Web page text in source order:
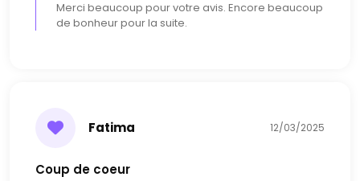
- Décor architectural mural avec huit barres
- Pack de quatre canons à confettis, dans la teinte de
Choisissez l'excellence pour une expérience
événementielle incomparable.
Merci beaucoup pour votre avis. Encore beaucoup
de bonheur pour la suite.
Fatima 12/03/2025
Coup de coeur